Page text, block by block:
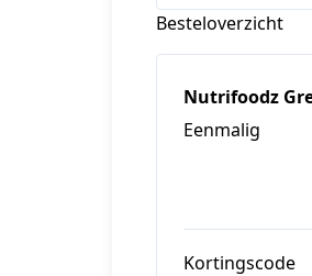
Besteloverzicht
Nutrifoodz
Eenmalig
Kortingscode